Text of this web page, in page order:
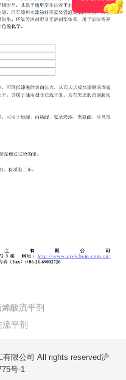
酸流平剂
平剂
有限公司 All rights reserved沪
号-1